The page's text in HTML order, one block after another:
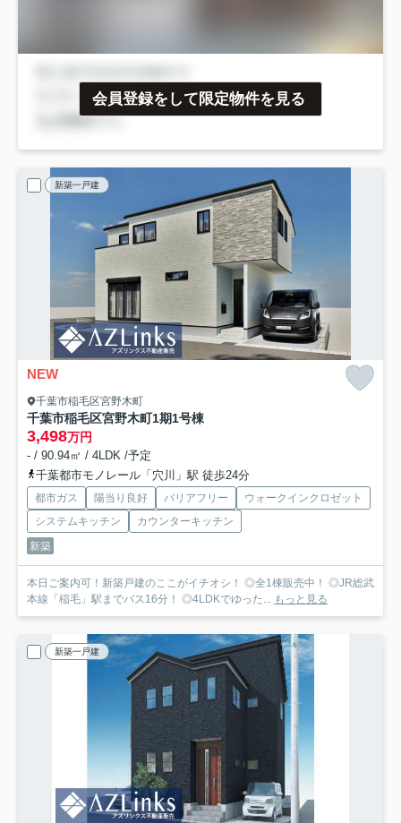
会員登録をして限定物件を見る
新築一戸建
NEW
千葉市稲毛区宮野木町
千葉市稲毛区宮野木町1期1号棟
3,498万円
- / 90.94㎡ / 4LDK /予定
千葉都市モノレール「穴川」駅 徒歩24分
都市ガス 陽当り良好 バリアフリー
ウォークインクロゼット
システムキッチン
カウンターキッチン
新築
本日ご案内可！新築戸建のここがイチオシ！ ◎全1棟販売中！ ◎JR総武
本線「稲毛」駅までバス16分！ ◎4LDKでゆった... もっと見る
新築一戸建